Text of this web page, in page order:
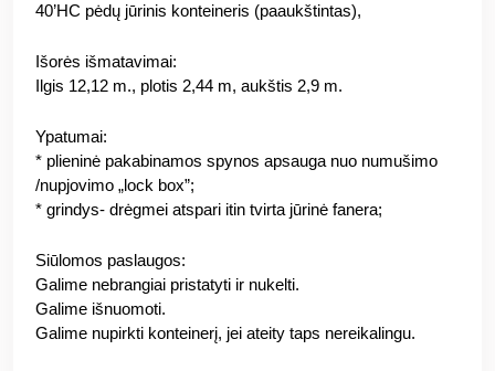
40’HC pėdų jūrinis konteineris (paaukštintas),
Išorės išmatavimai:
Ilgis 12,12 m., plotis 2,44 m, aukštis 2,9 m.
Ypatumai:
* plieninė pakabinamos spynos apsauga nuo numušimo
/nupjovimo „lock box”;
* grindys- drėgmei atspari itin tvirta jūrinė fanera;
Siūlomos paslaugos:
Galime nebrangiai pristatyti ir nukelti.
Galime išnuomoti.
Galime nupirkti konteinerį, jei ateity taps nereikalingu.